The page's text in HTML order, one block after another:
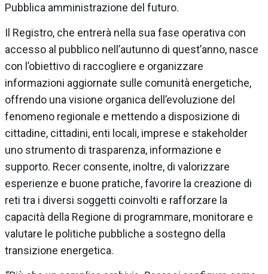
Pubblica amministrazione del futuro.
Il Registro, che entrerà nella sua fase operativa con
accesso al pubblico nell’autunno di quest’anno, nasce
con l’obiettivo di raccogliere e organizzare
informazioni aggiornate sulle comunità energetiche,
offrendo una visione organica dell’evoluzione del
fenomeno regionale e mettendo a disposizione di
cittadine, cittadini, enti locali, imprese e stakeholder
uno strumento di trasparenza, informazione e
supporto. Recer consente, inoltre, di valorizzare
esperienze e buone pratiche, favorire la creazione di
reti tra i diversi soggetti coinvolti e rafforzare la
capacità della Regione di programmare, monitorare e
valutare le politiche pubbliche a sostegno della
transizione energetica.